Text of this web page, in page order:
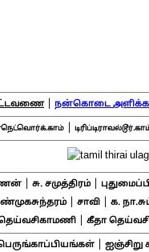
| நன்கொடை
|
சு. சமுத்திரம்|
| சாவி| க.
கீதா
| ஐஞ்சிறு